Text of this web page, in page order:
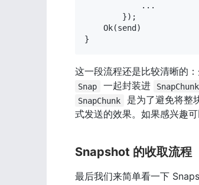
...
}) ;
Ok(send )
}
这一段流程还是比较清晰的
Snap 一起封装进 SnapChunk
SnapChunk 是为了避免将整
式发送的效果。如果感兴趣
Snapshot 的收取流程
最后我们来简单看一下